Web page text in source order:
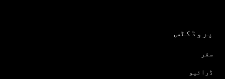
پروڈکٹس
سفر
ڈرائیو